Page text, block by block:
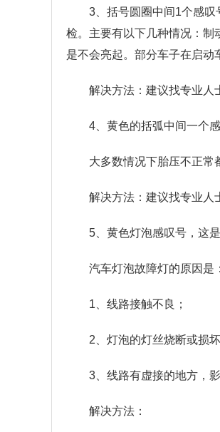
3、括号圆圈中间1个感
检。主要有以下几种情况：制
是不会亮起。部分车子在启动
解决方法：建议找专业人
4、黄色的括弧中间一个
大多数情况下胎压不正常
解决方法：建议找专业人
5、黄色灯泡感叹号，这
汽车灯泡故障灯的原因是：
1、线路接触不良；
2、灯泡的灯丝烧断或损坏
3、线路有虚接的地方，
解决方法：